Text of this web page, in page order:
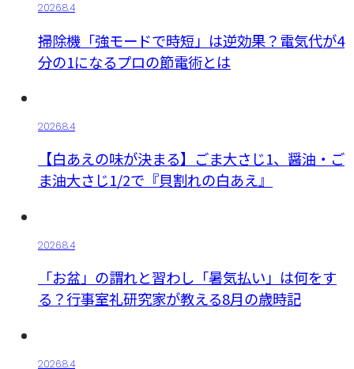
2026.8.4
掃除機「強モードで時短」は逆効果？電気代が4
分の1になるプロの節電術とは
2026.8.4
【白あえの味が決まる】ごま大さじ1、醤油・ご
ま油大さじ1/2で『貝割れの白あえ』
2026.8.4
「お盆」の謂れと習わし「暑気払い」は何をす
る？行事室礼研究家が教える8月の歳時記
2026.8.4